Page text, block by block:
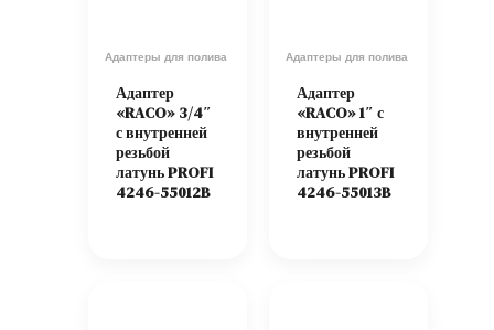
Адаптеры для полива
Адаптер
«RACO» 3/4″
с внутренней
резьбой
латунь PROFI
4246-55012B
Адаптеры для полива
Адаптер
«RACO» 1″ с
внутренней
резьбой
латунь PROFI
4246-55013B